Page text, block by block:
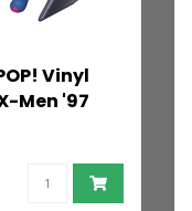
Vinyl
Men '97
9 cm